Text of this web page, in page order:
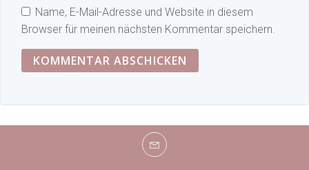
Name, E-Mail-Adresse und Website in diesem
Browser für meinen nächsten Kommentar speichern.